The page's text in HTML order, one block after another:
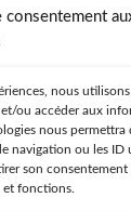
consentement
nous
ou accéder aux
nous permettra
navigation ou les ID
son
et fonctions.
+63 COULEURS